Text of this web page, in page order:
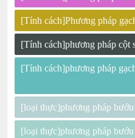
[Tính cách]Phương pháp
[Tính cách]phương pháp cột
[Tính cách]phương pháp
[loại thực]phương pháp
[loại thực]phương pháp